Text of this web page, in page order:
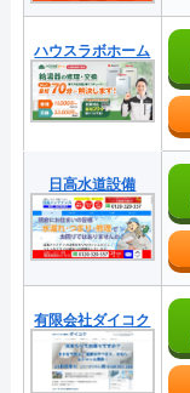
ハウスラボホーム
日高水道設備
有限会社ダイコク